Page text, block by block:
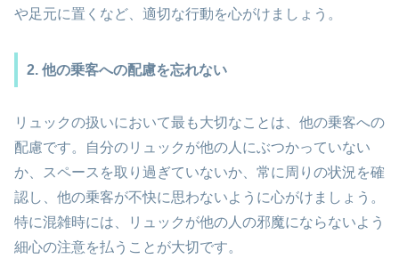
や足元に置くなど、適切な行動を心がけましょう。
2. 他の乗客への配慮を忘れない
リュックの扱いにおいて最も大切なことは、他の乗客への
配慮です。自分のリュックが他の人にぶつかっていない
か、スペースを取り過ぎていないか、常に周りの状況を確
認し、他の乗客が不快に思わないように心がけましょう。
特に混雑時には、リュックが他の人の邪魔にならないよう
細心の注意を払うことが大切です。